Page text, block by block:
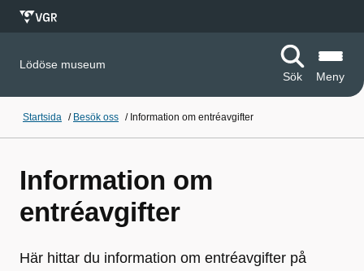
Lödöse museum
Sök
Meny
Startsida / Besök oss / Information om entréavgifter
Information om
entréavgifter
Här hittar du information om entréavgifter på